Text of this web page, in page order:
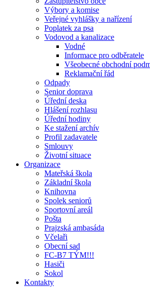
Výbory a komise
Veřejné vyhlášky a nařízení
Poplatek za psa
Vodovod a kanalizace
Vodné
Informace pro odběratele
Všeobecné obchodní
Reklamační řád
Odpady
Senior doprava
Úřední deska
Hlášení rozhlasu
Úřední hodiny
Ke stažení archív
Profil zadavatele
Smlouvy
Životní situace
Organizace
Mateřská škola
Základní škola
Knihovna
Spolek seniorů
Sportovní areál
Pošta
Prajzská ambasáda
Včelaři
Obecní sad
FC-B7 TÝM!!!
Hasiči
Sokol
Kontakty